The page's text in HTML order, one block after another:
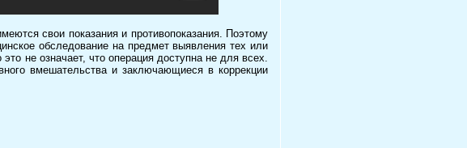
свои показания и противопоказания. Поэтому
обследование на предмет выявления тех или
не означает, что операция доступна не для всех.
вмешательства и заключающиеся в коррекции